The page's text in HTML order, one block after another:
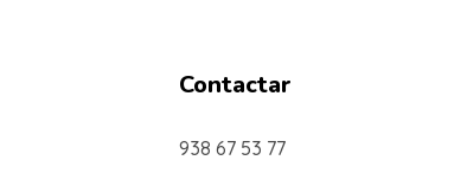
Contactar
938 67 53 77